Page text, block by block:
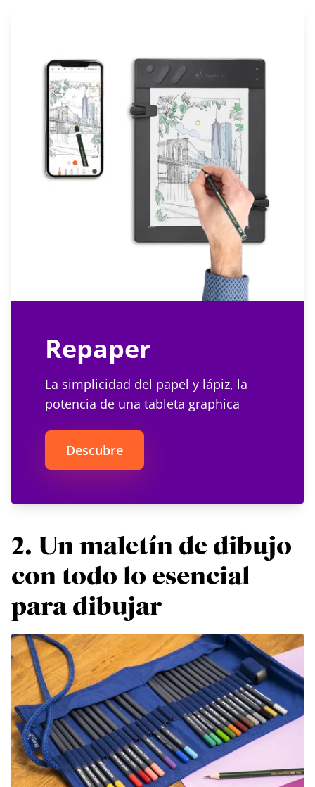
Repaper
La simplicidad del papel y lápiz, la
potencia de una tableta graphica
Descubre
2. Un maletín de dibujo
con todo lo esencial
para dibujar